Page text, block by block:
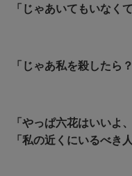
「じゃあいてもいなく
「じゃあ私を殺したら
「やっぱ六花はいいよ
「私の近くにいるべき人